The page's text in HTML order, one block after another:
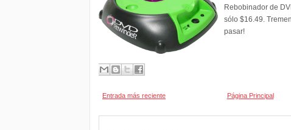
Rebobinador de
sólo $16.49.
pasar!
Entrada más reciente Página Principal